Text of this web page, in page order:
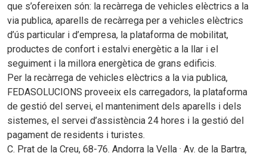
que s’ofereixen són: la recàrrega de vehicles elèctrics a la
via publica, aparells de recàrrega per a vehicles elèctrics
d’ús particular i d’empresa, la plataforma de mobilitat,
productes de confort i estalvi energètic a la llar i el
seguiment i la millora energètica de grans edificis.
Per la recàrrega de vehicles elèctrics a la via publica,
FEDASOLUCIONS proveeix els carregadors, la plataforma
de gestió del servei, el manteniment dels aparells i dels
sistemes, el servei d’assistència 24 hores i la gestió del
pagament de residents i turistes.
C. Prat de la Creu, 68-76. Andorra la Vella · Av. de la Bartra,